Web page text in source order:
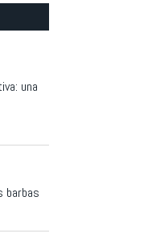
una
barbas